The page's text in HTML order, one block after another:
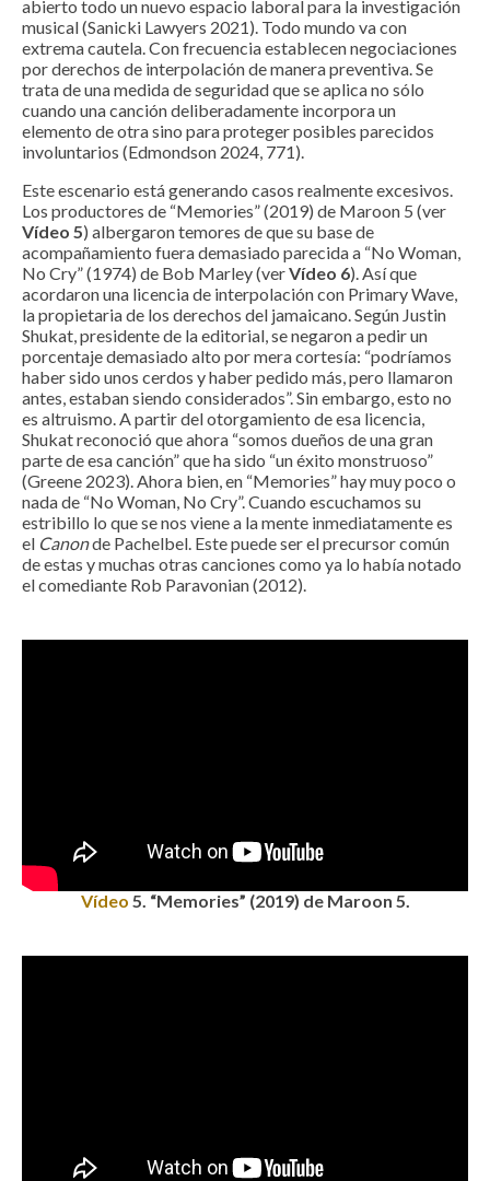
abierto todo un nuevo espacio laboral para la investigación
musical (Sanicki Lawyers 2021). Todo mundo va con
extrema cautela. Con frecuencia establecen negociaciones
por derechos de interpolación de manera preventiva. Se
trata de una medida de seguridad que se aplica no sólo
cuando una canción deliberadamente incorpora un
elemento de otra sino para proteger posibles parecidos
involuntarios (Edmondson 2024, 771).
Este escenario está generando casos realmente excesivos.
Los productores de “Memories” (2019) de Maroon 5 (ver
Vídeo 5) albergaron temores de que su base de
acompañamiento fuera demasiado parecida a “No Woman,
No Cry” (1974) de Bob Marley (verVídeo 6). Así que
acordaron una licencia de interpolación con Primary Wave,
la propietaria de los derechos del jamaicano. Según Justin
Shukat, presidente de la editorial, se negaron a pedir un
porcentaje demasiado alto por mera cortesía: “podríamos
haber sido unos cerdos y haber pedido más, pero llamaron
antes, estaban siendo considerados”. Sin embargo, esto no
es altruismo. A partir del otorgamiento de esa licencia,
Shukat reconoció que ahora “somos dueños de una gran
parte de esa canción” que ha sido “un éxito monstruoso”
(Greene 2023). Ahora bien, en “Memories” hay muy poco o
nada de “No Woman, No Cry”. Cuando escuchamos su
estribillo lo que se nos viene a la mente inmediatamente es
el Canonde Pachelbel. Este puede ser el precursor común
de estas y muchas otras canciones como ya lo había notado
el comediante Rob Paravonian (2012).
Vídeo 5. “Memories” (2019) de Maroon 5.